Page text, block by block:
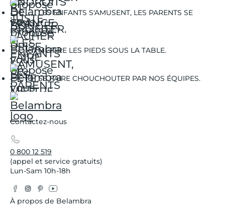
LES ENFANTS S'AMUSENT, LES PARENTS SE
DÉTENDENT.
METTRE LES PIEDS SOUS LA TABLE.
SE FAIRE CHOUCHOUTER PAR NOS ÉQUIPES.
Contactez-nous
0 800 12 519
(appel et service gratuits)
Lun-Sam 10h-18h
Facebook
Instagram
Pinterest
YouTube
À propos de Belambra